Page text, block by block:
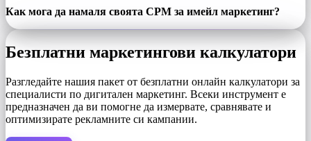
Как мога да намаля своята CPM за имейл маркетинг?
Безплатни маркетингови калкулатори
Разгледайте нашия пакет от безплатни онлайн калкулатори за
специалисти по дигитален маркетинг. Всеки инструмент е
предназначен да ви помогне да измервате, сравнявате и
оптимизирате рекламните си кампании.